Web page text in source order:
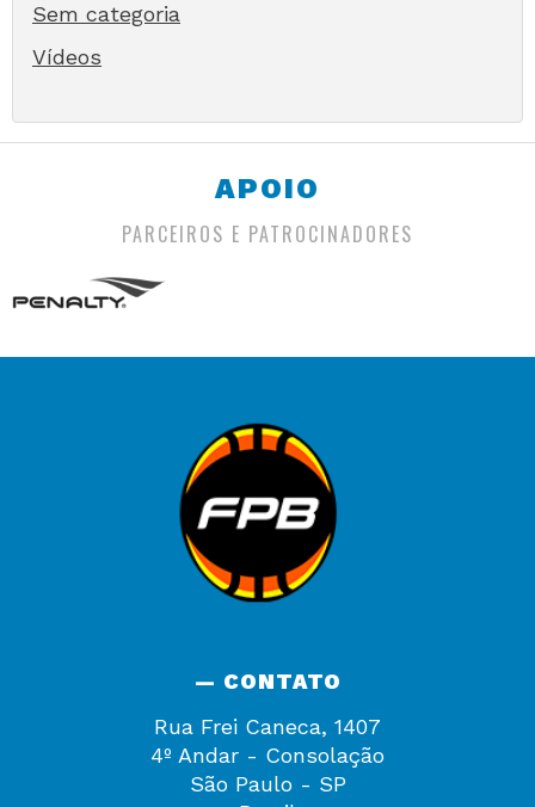
Sem categoria
Vídeos
APOIO
PARCEIROS E PATROCINADORES
— CONTATO
Rua Frei Caneca, 1407
4º Andar - Consolação
São Paulo - SP